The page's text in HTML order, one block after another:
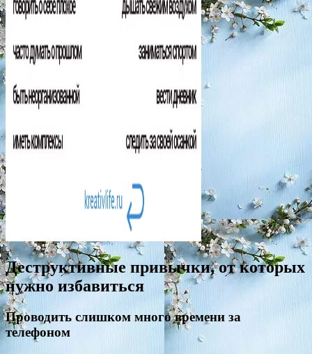
Деструктивные привычки, от которых
нужно избавиться
Проводить слишком много времени за
телефоном